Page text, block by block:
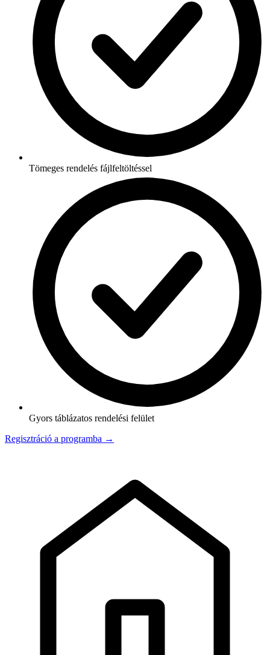
Tömeges rendelés fájlfeltöltéssel
Gyors táblázatos rendelési felület
Regisztráció a programba →